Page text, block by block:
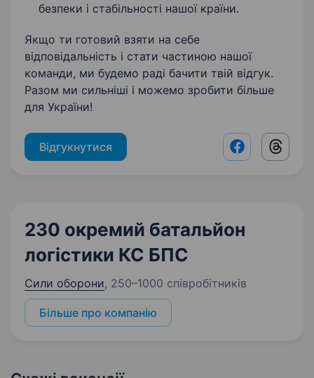
безпеки і стабільності нашої країни.
Якщо ти готовий взяти на себе
відповідальність і стати частиною нашої
команди, ми будемо раді бачити твій відгук.
Разом ми сильніші і можемо зробити більше
для України!
Відгукнутися Facebook
230 окремий батальйон
логістики КС БПС
Сили оборони, 250–1000 співробітників
Більше про компанію